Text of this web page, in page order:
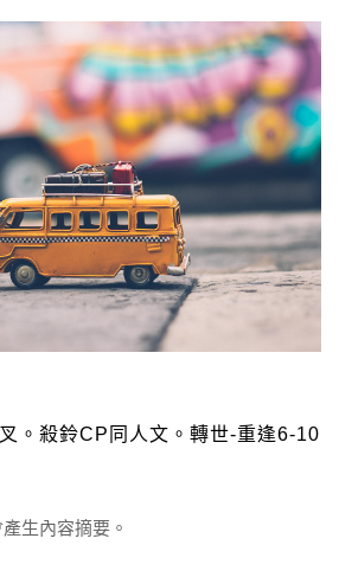
。殺鈴CP同人文。轉世-重逢6-10
生內容摘要。